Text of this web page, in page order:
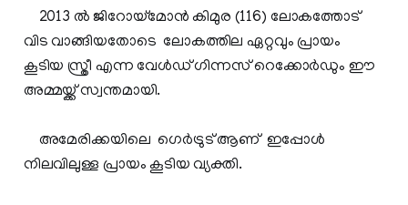
2013 ല്‍ ജിറോയ്മോന്‍ കിമുര (116) ലോകത്തോട്‌
വിട വാങ്ങിയതോടെ ലോകത്തില ഏറ്റവും പ്രായം
കൂടിയ സ്ത്രീ എന്ന വേള്‍ഡ് ഗിന്നസ്‌ റെക്കോര്‍ഡും ഈ
അമ്മയ്ക്ക് സ്വന്തമായി.
അമേരിക്കയിലെ ഗെര്‍ട്രുട് ആണ് ഇപ്പോള്‍
നിലവിലുള്ള പ്രായം കൂടിയ വ്യക്തി.